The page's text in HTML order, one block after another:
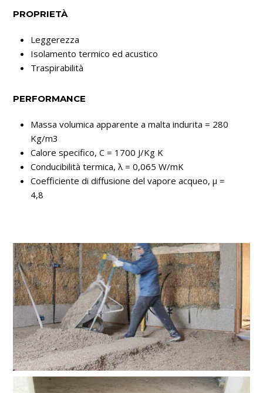
PROPRIETÀ
Leggerezza
Isolamento termico ed acustico
Traspirabilità
PERFORMANCE
Massa volumica apparente a malta indurita = 280
Kg/m3
Calore specifico, C = 1700 J/Kg K
Conducibilità termica, λ = 0,065 W/mK
Coefficiente di diffusione del vapore acqueo, μ =
4,8